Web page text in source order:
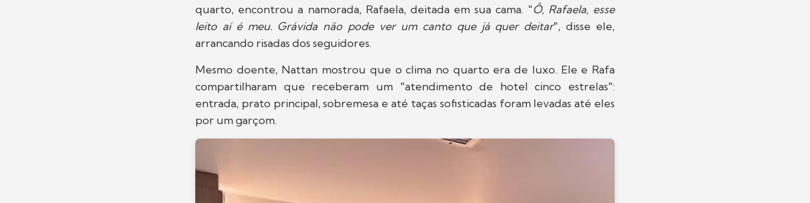
quarto, encontrou a namorada, Rafaela, deitada em sua cama. "Ô, Rafaela, esse
leito aí é meu. Grávida não pode ver um canto que já quer deitar", disse ele,
arrancando risadas dos seguidores.
Mesmo doente, Nattan mostrou que o clima no quarto era de luxo. Ele e Rafa
compartilharam que receberam um "atendimento de hotel cinco estrelas":
entrada, prato principal, sobremesa e até taças sofisticadas foram levadas até eles
por um garçom.